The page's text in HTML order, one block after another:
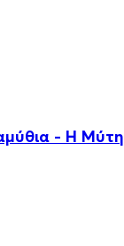
- Η Μύτη